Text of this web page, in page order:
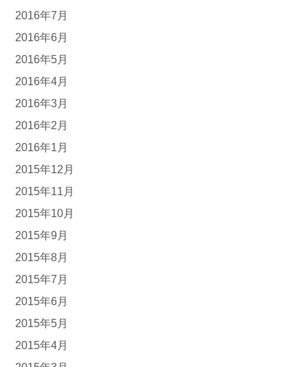
2016年7月
2016年6月
2016年5月
2016年4月
2016年3月
2016年2月
2016年1月
2015年12月
2015年11月
2015年10月
2015年9月
2015年8月
2015年7月
2015年6月
2015年5月
2015年4月